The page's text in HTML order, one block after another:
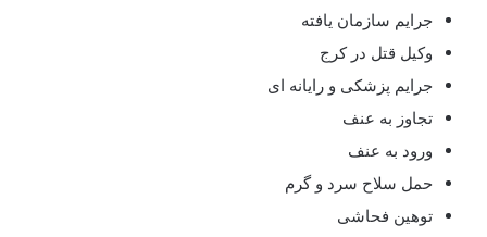
جرایم سازمان یافته
وکیل قتل در کرج
جرایم پزشکی و رایانه ای
تجاوز به عنف
ورود به عنف
حمل سلاح سرد و گرم
توهین فحاشی